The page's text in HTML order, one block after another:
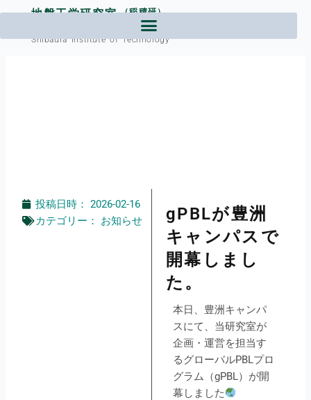
を
地盤工学研究室 （稲積研）
芝浦工業大学工学部土木工学課程
Shibaura Institute of Technology
投稿日時： 2026-02-16
カテゴリー：
お知らせ
gPBLが豊洲
キャンパスで
開幕しまし
た。
本日、豊洲キャンパ
スにて、当研究室が
企画・運営を担当す
るグローバルPBLプロ
グラム（gPBL）が開
幕しました